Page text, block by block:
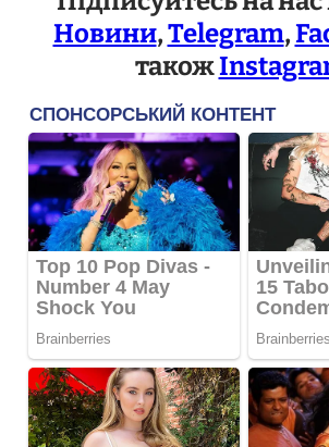
Новини,Telegram,
також